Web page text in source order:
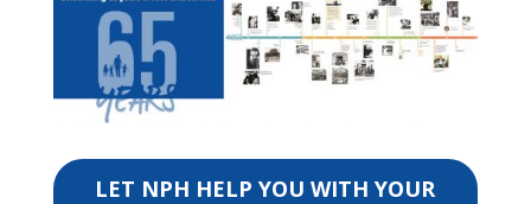
LET NPH HELP YOU WITH YOUR